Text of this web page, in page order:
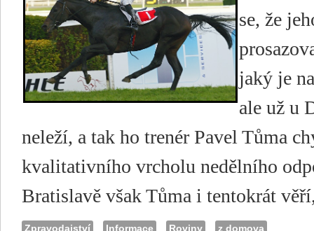
se, že
jaký je
ale už u
neleží, a tak ho trenér Pavel Tůma
kvalitativního vrcholu nedělního
Bratislavě však Tůma i tentokrát
Zpravodajství Informace Roviny z domova